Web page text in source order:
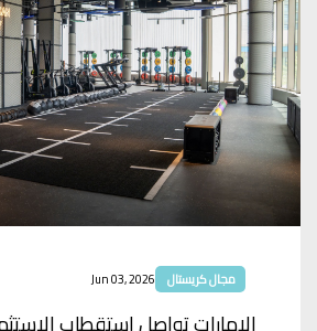
مجال كريستال Jun 03, 2026